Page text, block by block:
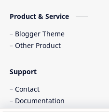
Product & Service
Blogger Theme
Other Product
Support
Contact
Documentation